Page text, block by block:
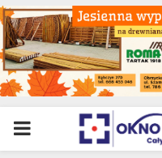
PRIMARY